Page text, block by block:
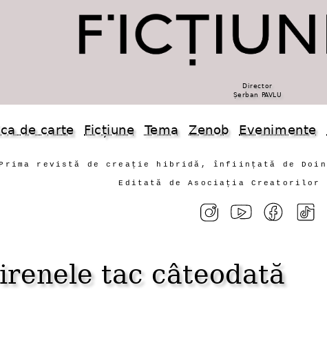
Director
Șerban PAVLU
de carte Ficțiune Tema Zenob Evenimente
revistă de creație hibridă, înființată de
Editată de Asociația Creatorilor
tac câteodată